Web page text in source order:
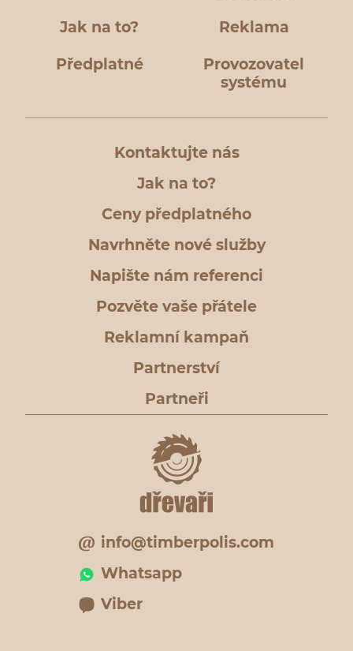
Jak na to? Reklama
Předplatné
Provozovatel
systému
Kontaktujte nás
Jak na to?
Ceny předplatného
Navrhněte nové služby
Napište nám referenci
Pozvěte vaše přátele
Reklamní kampaň
Partnerství
Partneři
info@timberpolis.com
Whatsapp
Viber